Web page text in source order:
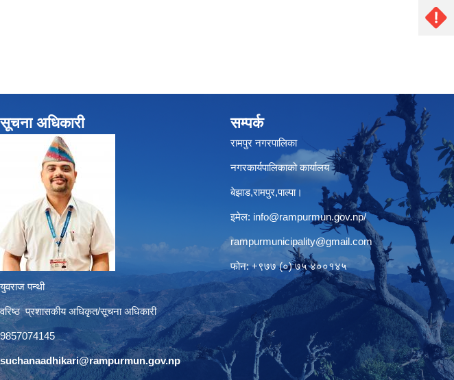
सूचना अधिकारी
युवराज पन्थी
वरिष्ठ प्रशासकीय अधिकृत/सूचना अधिकारी
9857074145
suchanaadhikari@rampurmun.gov.np
सम्पर्क
रामपुर नगरपालिका
नगरकार्यपालिकाको कार्यालय
बेझाड,रामपुर,पाल्पा।
इमेल: info@rampurmun.gov.np/
rampurmunicipality@gmail.com
फोन: +९७७ (०) ७५ ४००१४५